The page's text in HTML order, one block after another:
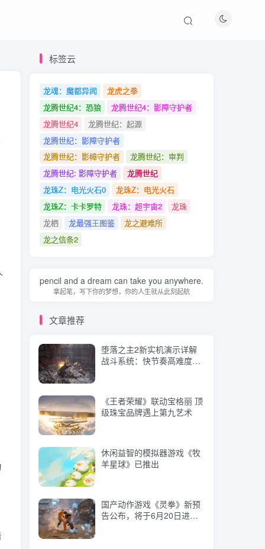
龙腾世纪4：恐狼
龙腾世纪：起源
龙腾世纪：影障守护者
龙腾世纪：影幛守护者
龙珠Z：电光火石0
龙珠Z：电光火石
龙珠Z：卡卡罗特
龙珠：超宇宙2
龙珠
龙最强王图鉴
龙之避难所
龙之信条2
文章推荐
战斗系统：快节奏高难度类
魂体验
休闲益智的模拟器游戏《牧
国产动作游戏《灵拳》新预
回合制策略冒险类游戏《混
《星空》将在2024年迎来一
标签云
龙魂：魔都异闻
龙虎之拳
龙腾世纪4：恐狼
龙腾世纪4：影障守护者
龙腾世纪4
龙腾世纪：起源
龙腾世纪：影障守护者
龙腾世纪：影幛守护者
龙腾世纪：审判
龙腾世纪: 影障守护者
龙腾世纪
龙珠Z：电光火石0
龙珠Z：电光火石
龙珠Z：卡卡罗特
龙珠：超宇宙2
龙珠
龙栖
龙最强王图鉴
龙之避难所
龙之信条2
pencil and a dream can take you anywhere.
拿起笔，写下你的梦想，你的人生就从此刻起航
文章推荐
堕落之主2新实机演示详解
战斗系统：快节奏高难度类
《王者荣耀》联动宝格丽 顶
级珠宝品牌遇上第九艺术
休闲益智的模拟器游戏《牧
羊星球》已推出
国产动作游戏《灵拳》新预
告公布，将于6月20日进行